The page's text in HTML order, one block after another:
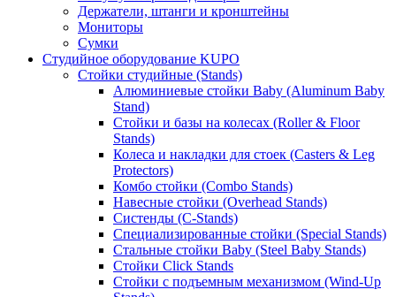
Держатели, штанги и кронштейны
Мониторы
Сумки
Студийное оборудование KUPO
Стойки студийные (Stands)
Алюминиевые стойки Baby (Aluminum Baby
Stand)
Стойки и базы на колесах (Roller & Floor
Stands)
Колеса и накладки для стоек (Casters & Leg
Protectors)
Комбо стойки (Combo Stands)
Навесные стойки (Overhead Stands)
Систенды (C-Stands)
Специализированные стойки (Special Stands)
Стальные стойки Baby (Steel Baby Stands)
Стойки Click Stands
Стойки с подъемным механизмом (Wind-Up